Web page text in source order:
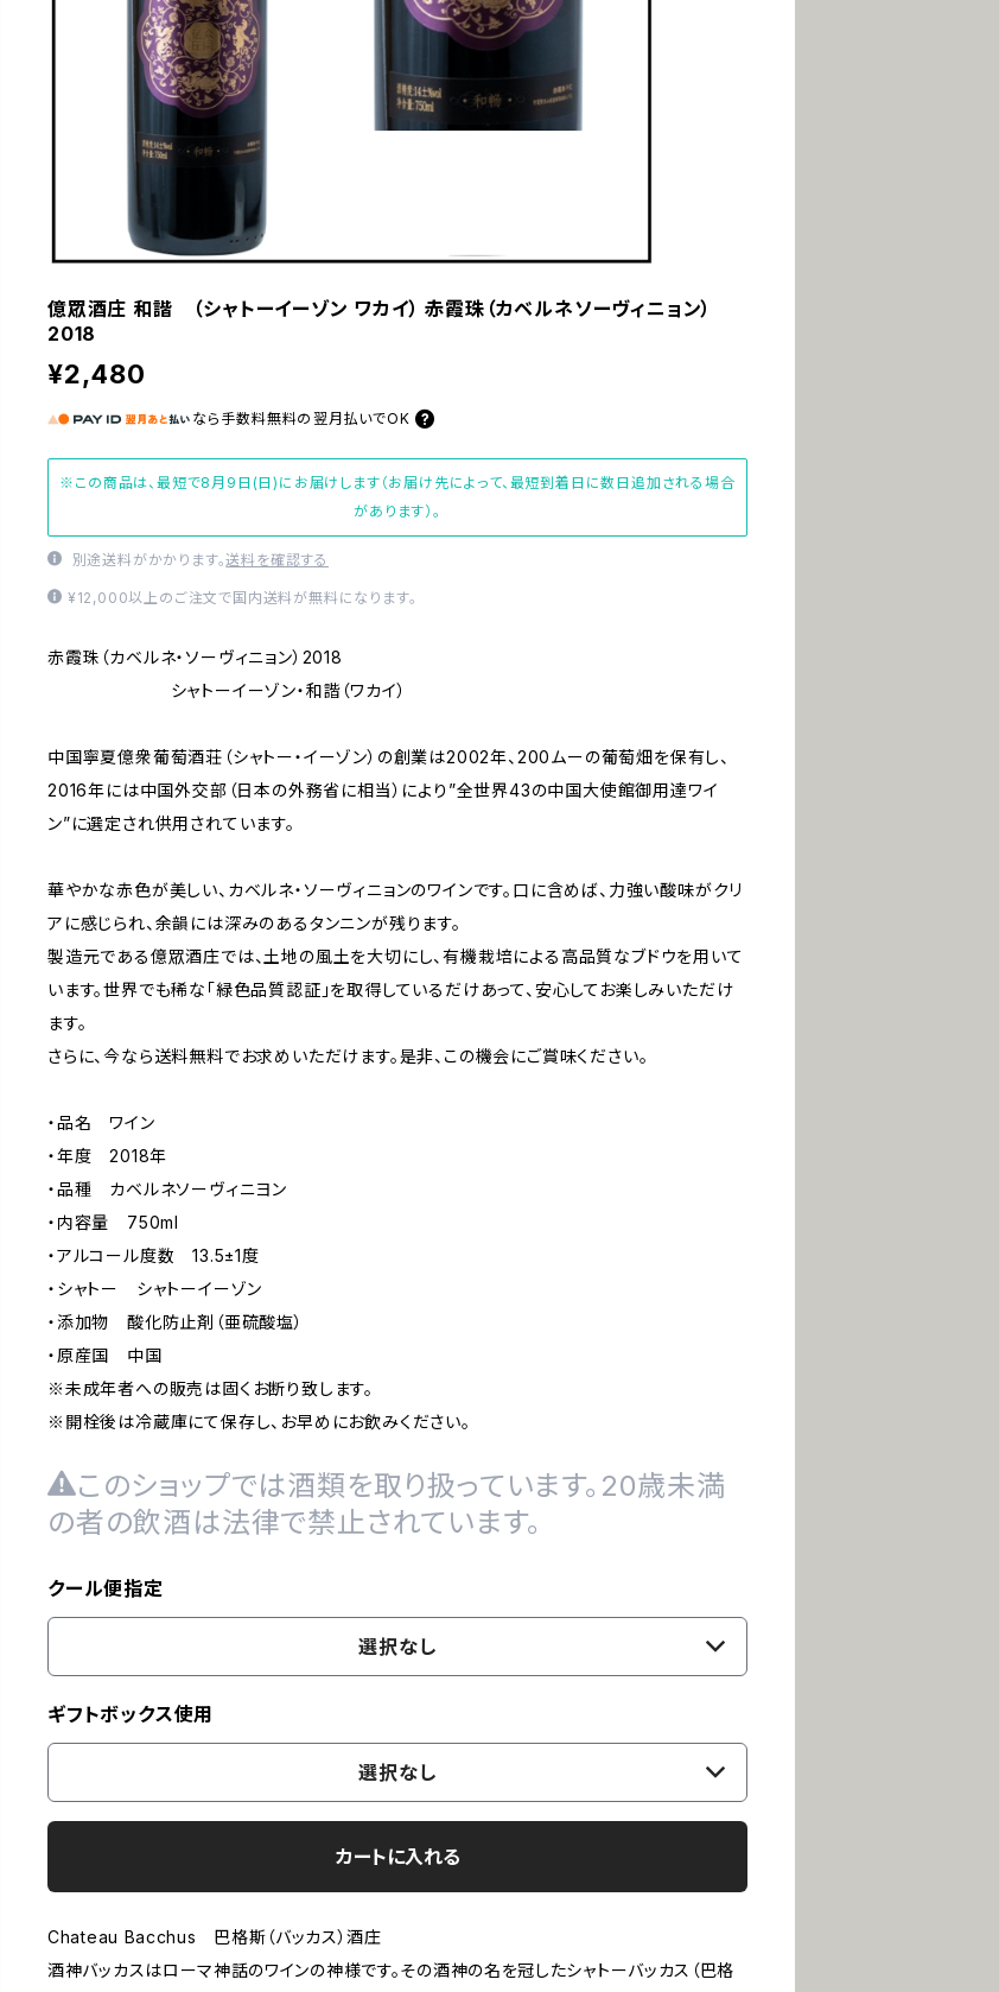
億眾酒庄 和諧 （シャトーイーゾン ワカイ） 赤霞珠（カベルネソーヴィニョン）
2018
¥2,480
なら 手数料無料の 翌月払いでOK
※この商品は、最短で8月9日(日)にお届けします（お届け先によって、最短到着日に数日追加される場合
があります）。
別途送料がかかります。送料を確認する
¥12,000以上のご注文で国内送料が無料になります。
赤霞珠（カベルネ・ソーヴィニョン）2018
シャトーイーゾン・和諧（ワカイ）
中国寧夏億衆葡萄酒荘（シャトー・イーゾン）の創業は2002年、200ムーの葡萄畑を保有し、
2016年には中国外交部（日本の外務省に相当）により”全世界43の中国大使館御用達ワイ
ン”に選定され供用されています。
華やかな赤色が美しい、カベルネ・ソーヴィニョンのワインです。口に含めば、力強い酸味がクリ
アに感じられ、余韻には深みのあるタンニンが残ります。
製造元である億眾酒庄では、土地の風土を大切にし、有機栽培による高品質なブドウを用いて
います。世界でも稀な「緑色品質認証」を取得しているだけあって、安心してお楽しみいただけ
ます。
さらに、今なら送料無料でお求めいただけます。是非、この機会にご賞味ください。
・品名 ワイン
・年度 2018年
・品種 カベルネソーヴィニヨン
・内容量 750ml
・アルコール度数 13.5±1度
・シャトー シャトーイーゾン
・添加物 酸化防止剤（亜硫酸塩）
・原産国 中国
※未成年者への販売は固くお断り致します。
※開栓後は冷蔵庫にて保存し、お早めにお飲みください。
このショップでは酒類を取り扱っています。20歳未満
の者の飲酒は法律で禁止されています。
クール便指定
選択なし
ギフトボックス使用
選択なし
カートに入れる
Chateau Bacchus 巴格斯（バッカス）酒庄
酒神バッカスはローマ神話のワインの神様です。その酒神の名を冠したシャトーバッカス（巴格